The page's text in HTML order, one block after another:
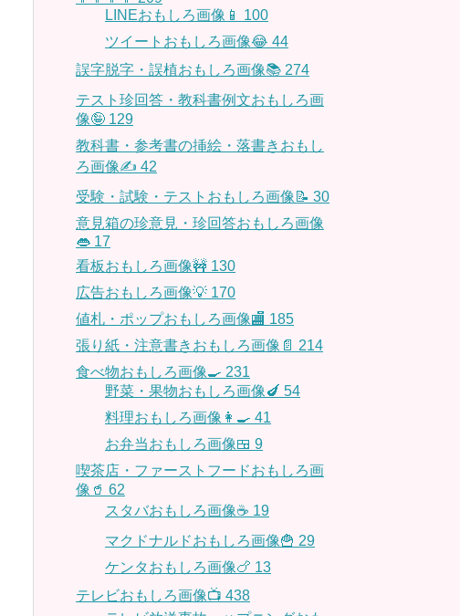
LINEおもしろ画像📱 100
ツイートおもしろ画像😂 44
誤字脱字・誤植おもしろ画像📚 274
テスト珍回答・教科書例文おもしろ画
像🤪 129
教科書・参考書の挿絵・落書きおもし
ろ画像✍️ 42
受験・試験・テストおもしろ画像📝 30
意見箱の珍意見・珍回答おもしろ画像
👄 17
看板おもしろ画像🚧 130
広告おもしろ画像💡 170
値札・ポップおもしろ画像🏬 185
張り紙・注意書きおもしろ画像📄 214
食べ物おもしろ画像🍳 231
野菜・果物おもしろ画像🍆 54
料理おもしろ画像👩‍🍳 41
お弁当おもしろ画像🍱 9
喫茶店・ファーストフードおもしろ画
像🥤 62
スタバおもしろ画像☕️ 19
マクドナルドおもしろ画像🍟 29
ケンタおもしろ画像🍗 13
テレビおもしろ画像📺 438